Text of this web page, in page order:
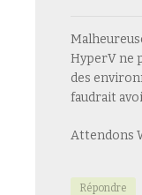
HyperV ne
des
faudrait
Attendons
Répondre